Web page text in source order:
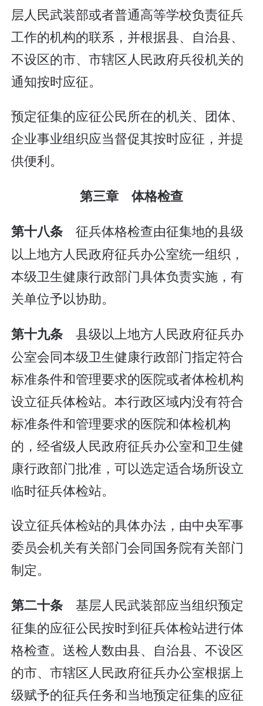
层人民武装部或者普通高等学校负责征兵
工作的机构的联系，并根据县、自治县、
不设区的市、市辖区人民政府兵役机关的
通知按时应征。
预定征集的应征公民所在的机关、团体、
企业事业组织应当督促其按时应征，并提
供便利。
第三章 体格检查
第十八条 征兵体格检查由征集地的县级
以上地方人民政府征兵办公室统一组织，
本级卫生健康行政部门具体负责实施，有
关单位予以协助。
第十九条 县级以上地方人民政府征兵办
公室会同本级卫生健康行政部门指定符合
标准条件和管理要求的医院或者体检机构
设立征兵体检站。本行政区域内没有符合
标准条件和管理要求的医院和体检机构
的，经省级人民政府征兵办公室和卫生健
康行政部门批准，可以选定适合场所设立
临时征兵体检站。
设立征兵体检站的具体办法，由中央军事
委员会机关有关部门会同国务院有关部门
制定。
第二十条 基层人民武装部应当组织预定
征集的应征公民按时到征兵体检站进行体
格检查。送检人数由县、自治县、不设区
的市、市辖区人民政府征兵办公室根据上
级赋予的征兵任务和当地预定征集的应征